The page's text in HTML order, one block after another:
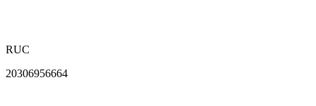
RUC
20306956664